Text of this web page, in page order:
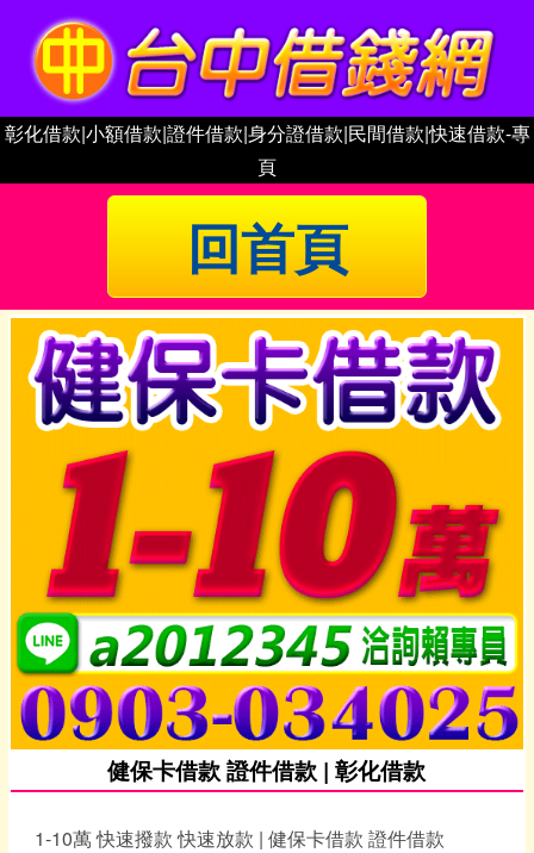
彰化借款|小額借款|證件借款|身分證借款|民間借款|快速借款-專
頁
回首頁
健保卡借款 證件借款 | 彰化借款
1-10萬 快速撥款 快速放款 | 健保卡借款 證件借款